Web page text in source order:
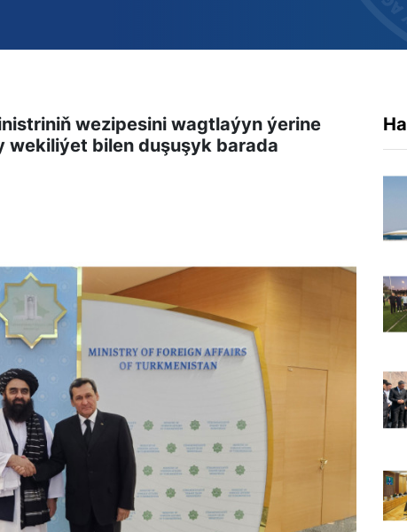
wezipesini wagtlaýyn ýerine
bilen duşuşyk barada